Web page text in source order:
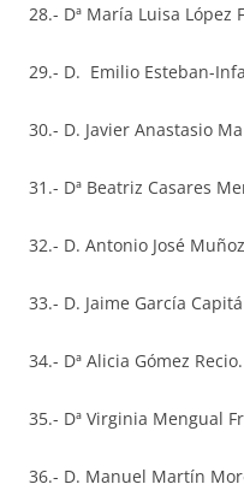
28.- Dª María Luisa López
29.- D. Emilio Esteban-
30.- D. Javier Anastasio
31.- Dª Beatriz Casares
32.- D. Antonio José
33.- D. Jaime García
34.- Dª Alicia Gómez Recio.
35.- Dª Virginia Mengual
36.- D. Manuel Martín